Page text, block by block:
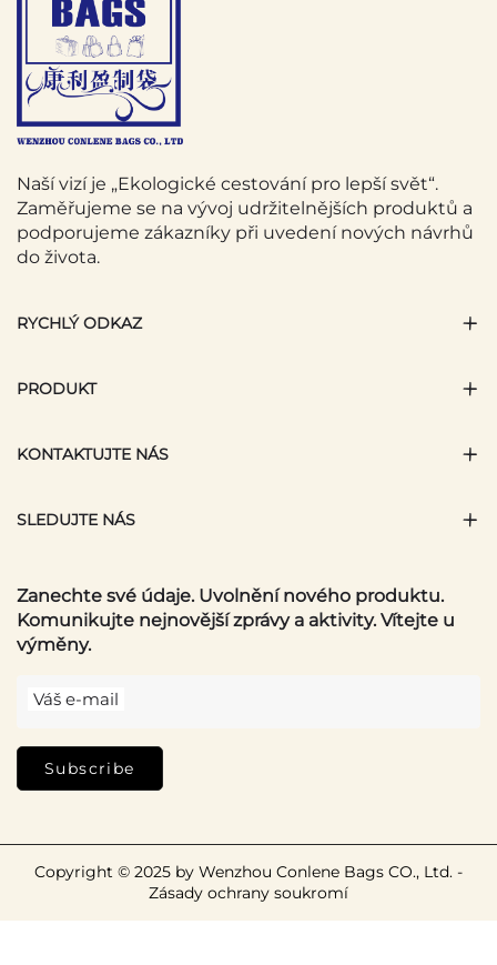
Naší vizí je „Ekologické cestování pro lepší svět“.
Zaměřujeme se na vývoj udržitelnějších produktů a
podporujeme zákazníky při uvedení nových návrhů
do života.
RYCHLÝ ODKAZ
PRODUKT
KONTAKTUJTE NÁS
SLEDUJTE NÁS
Zanechte své údaje. Uvolnění nového produktu.
Komunikujte nejnovější zprávy a aktivity. Vítejte u
výměny.
Váš e-mail
Subscribe
Copyright © 2025 by Wenzhou Conlene Bags CO., Ltd. -
Zásady ochrany soukromí